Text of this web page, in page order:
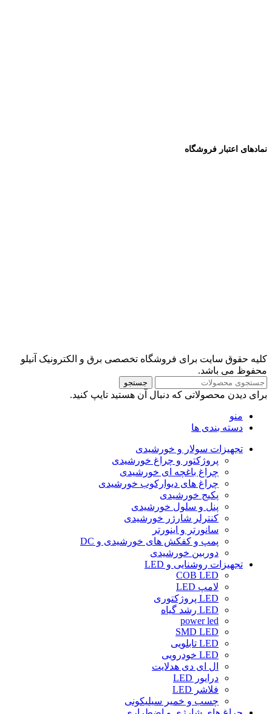
نمادهای اعتبار فروشگاه
کلیه حقوق سایت برای فروشگاه تخصصی برق و الکترونیک آنیلو
محفوظ می باشد.
جستجو
برای دیدن محصولاتی که دنبال آن هستید تایپ کنید.
منو
دسته بندی ها
تجهیزات سولار و خورشیدی
پروژکتور و چراغ خورشیدی
چراغ باغچه ای خورشیدی
چراغ های دیوارکوب خورشیدی
پکیج خورشیدی
پنل و سلول خورشیدی
کنترلر شارژر خورشیدی
سانورتر و اینورتر
پمپ و کفکش های خورشیدی و DC
دوربین خورشیدی
تجهیزات روشنایی و LED
COB LED
لامپ LED
LED پروژکتوری
LED رشد گیاه
power led
SMD LED
LED تابلویی
LED خودرویی
ال ای دی هدلایت
درایور LED
فلاشر LED
چسب و خمیر سیلیکونی